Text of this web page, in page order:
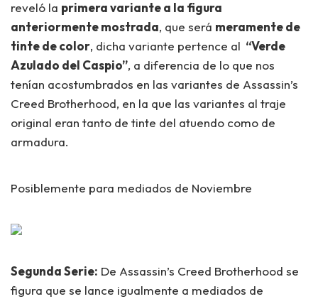
reveló la primera variante a la figura
anteriormente mostrada, que será meramente de
tinte de color, dicha variante pertence al “Verde
Azulado del Caspio”, a diferencia de lo que nos
tenían acostumbrados en las variantes de Assassin’s
Creed Brotherhood, en la que las variantes al traje
original eran tanto de tinte del atuendo como de
armadura.
Posiblemente para mediados de Noviembre
Segunda Serie: De Assassin’s Creed Brotherhood se
figura que se lance igualmente a mediados de